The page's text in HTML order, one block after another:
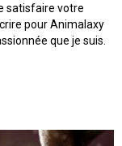
satisfaire votre
pour Animalaxy
que je suis.